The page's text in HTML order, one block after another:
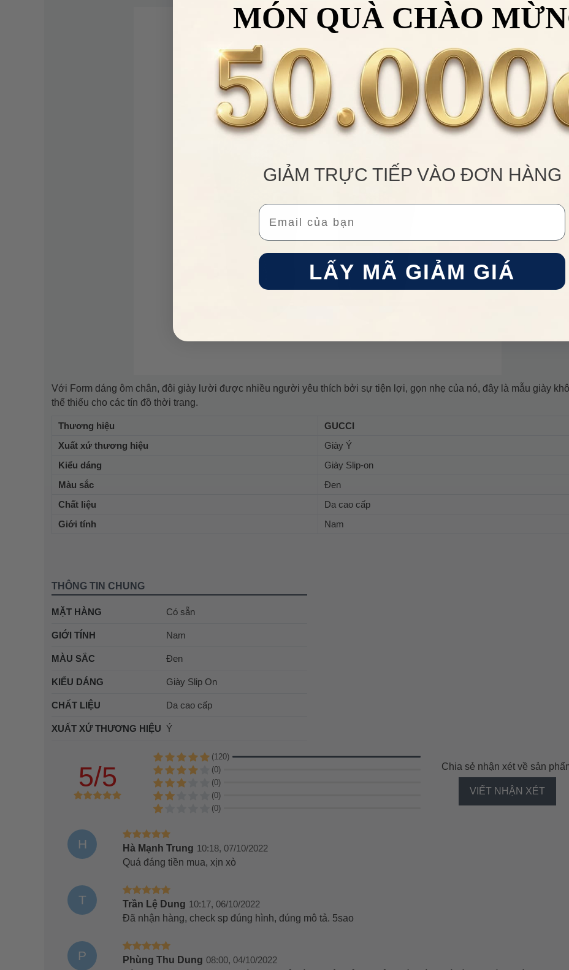
Với Form dáng ôm chân, đôi giày lười được nhiều người yêu thích bởi sự tiện lợi, gọn nhẹ của nó, đây là mẫu giày
thể thiếu cho các tín đồ thời trang.
Thương hiệu
GUCCI
Xuất xứ thương hiệu
Giày Ý
Kiểu dáng
Giày Slip-on
Màu sắc
Đen
Chất liệu
Da cao cấp
Giới tính
Nam
THÔNG TIN CHUNG
MẶT HÀNG Có sẵn
GIỚI TÍNH Nam
MÀU SẮC Đen
KIỂU DÁNG Giày Slip On
CHẤT LIỆU Da cao cấp
XUẤT XỨ THƯƠNG HIỆU Ý
5/5
(120)
(0)
(0)
(0)
(0)
Chia sẻ nhận xét về sản
VIẾT NHẬN XÉT
H Hà Mạnh Trung 10:18, 07/10/2022
Quá đáng tiền mua, xịn xò
T Trần Lệ Dung 10:17, 06/10/2022
Đã nhận hàng, check sp đúng hình, đúng mô tả. 5sao
P Phùng Thu Dung 08:00, 04/10/2022
MÓN QUÀ CHÀO
GIẢM TRỰC TIẾP VÀO ĐƠN HÀNG
Email
LẤY MÃ GIẢM GIÁ